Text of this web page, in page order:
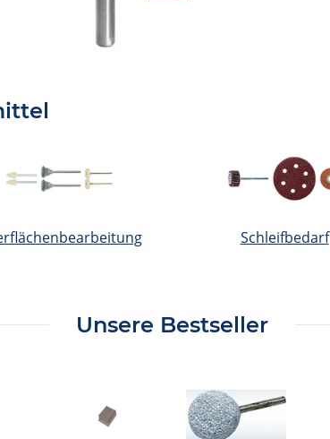
Schleifbedarf
Unsere Bestseller